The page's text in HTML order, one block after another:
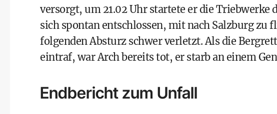
versorgt, um 21.02 Uhr startete er die Triebwerke
sich spontan entschlossen, mit nach Salzburg zu
folgenden Absturz schwer verletzt. Als die
eintraf, war Arch bereits tot, er starb an einem
Endbericht zum Unfall